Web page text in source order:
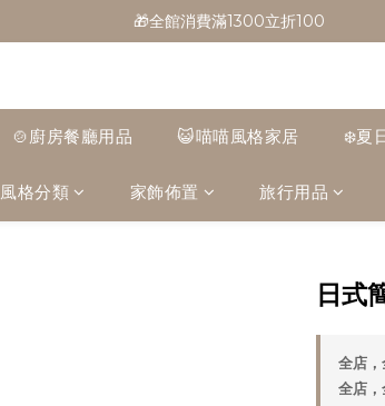
🎁全館消費滿1300立折100
🎁全館消費滿1300立折100
🚛全館滿$799超取免運  $1500宅配免運
🎁全館消費滿1300立折100
🍲廚房餐廳用品 😺喵喵風格家居 ❄️夏
風格分類 家飾佈置 旅行用品
日式
全店
全店